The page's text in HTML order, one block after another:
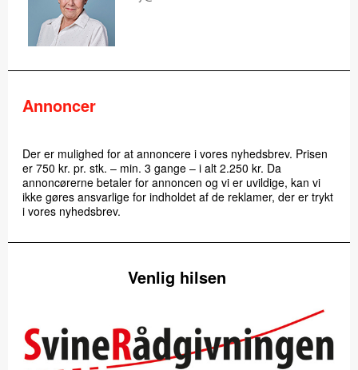
Annoncer
Der er mulighed for at annoncere i vores nyhedsbrev. Prisen
er 750 kr. pr. stk. – min. 3 gange – i alt 2.250 kr. Da
annoncørerne betaler for annoncen og vi er uvildige, kan vi
ikke gøres ansvarlige for indholdet af de reklamer, der er trykt
i vores nyhedsbrev.
Venlig hilsen